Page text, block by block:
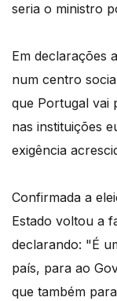
seria o ministro
Em declarações
num centro
que Portugal vai
nas instituições
exigência
Confirmada a
Estado voltou a
declarando: "É
país, para ao
que também